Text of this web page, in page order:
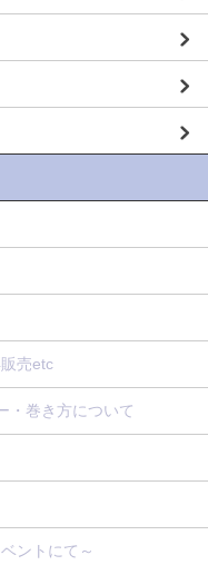
売etc
・巻き方について
ントにて～